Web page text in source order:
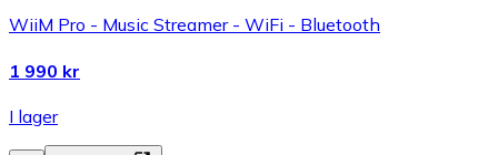
WiiM Pro - Music Streamer - WiFi - Bluetooth
1 990 kr
I lager